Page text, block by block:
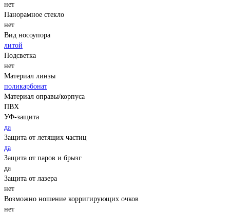
нет
Панорамное стекло
нет
Вид носоупора
литой
Подсветка
нет
Материал линзы
поликарбонат
Материал оправы/корпуса
ПВХ
УФ-защита
да
Защита от летящих частиц
да
Защита от паров и брызг
да
Защита от лазера
нет
Возможно ношение корригирующих очков
нет